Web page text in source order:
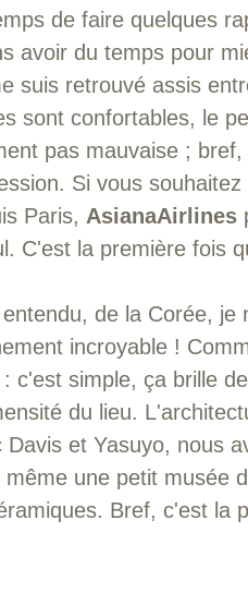
de faire quelques
avoir du temps pour
suis retrouvé assis
sont confortables, le
pas mauvaise ;
Si vous
Paris, AsianaAirlines
C'est la première fois
entendu, de la Corée,
incroyable !
: c'est simple, ça brille
du lieu.
Davis et Yasuyo, nous
même une petit musée
Bref, c'est la